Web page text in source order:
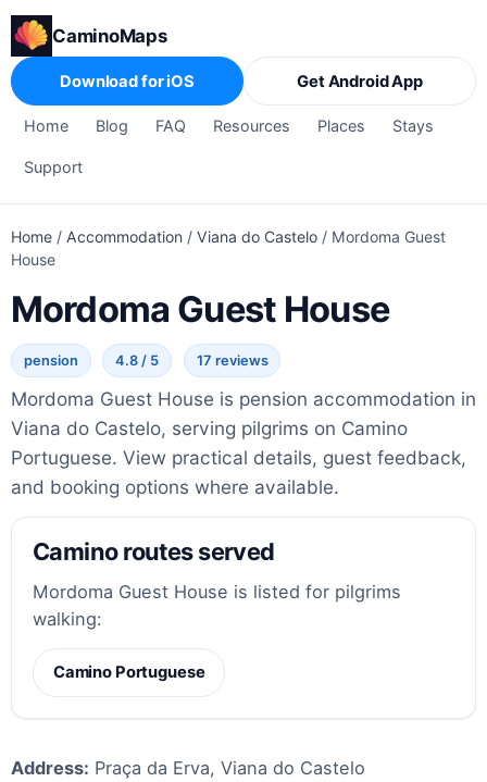
CaminoMaps
Home Blog FAQ Resources Places Stays
Support
Download for iOS Get Android App
Home / Accommodation / Viana do Castelo / Mordoma Guest
House
Mordoma Guest House
pension 4.8 / 5 17 reviews
Mordoma Guest House is pension accommodation in
Viana do Castelo, serving pilgrims on Camino
Portuguese. View practical details, guest feedback,
and booking options where available.
Camino routes served
Mordoma Guest House is listed for pilgrims
walking:
Camino Portuguese
Address: Praça da Erva, Viana do Castelo